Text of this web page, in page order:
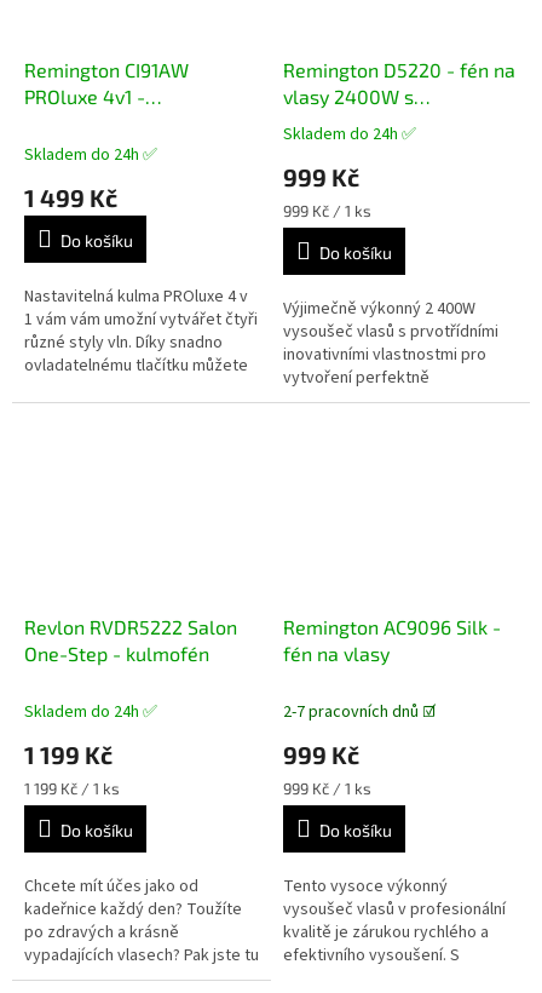
Remington CI91AW
PROluxe 4v1 -
Skladem do 24h ✅
1 499 Kč
Do košíku
Nastavitelná kulma PROluxe 4 v
1 vám vám umožní vytvářet čtyři
různé styly vln. Díky snadno
ovladatelnému tlačítku můžete
takže si vytvoříte účes...
Remington D5220 - fén na
vlasy 2400W s
ionizátorem
Průměrné
produktu
je
5,0
5
hvězdiček.
Skladem do 24h ✅
999 Kč
Měrná
cena:
999 Kč / 1 ks
Do košíku
Výjimečně výkonný 2 400W
vysoušeč vlasů s prvotřídními
inovativními vlastnostmi pro
vytvoření perfektně
hedvábného hladkého účesu.
Revlon RVDR5222 Salon
One-Step - kulmofén
Skladem do 24h ✅
1 199 Kč
Měrná
cena:
1 199 Kč / 1 ks
Do košíku
Chcete mít účes jako od
kadeřnice každý den? Toužíte
po zdravých a krásně
vypadajících vlasech? Pak jste tu
správně, s kulmofénem od
Remington AC9096 Silk -
fén na vlasy
2-7 pracovních dnů ☑️
999 Kč
Měrná
cena:
999 Kč / 1 ks
Do košíku
Tento vysoce výkonný
vysoušeč vlasů v profesionální
kvalitě je zárukou rychlého a
efektivního vysoušení. S